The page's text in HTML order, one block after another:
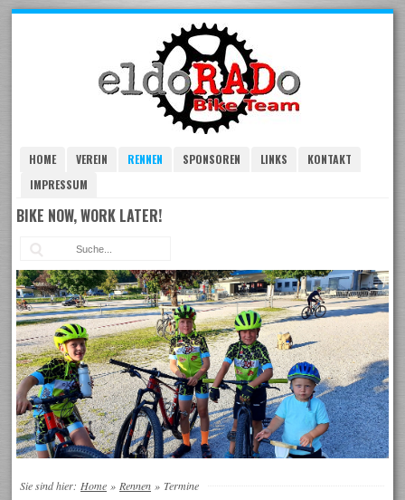
HOME VEREIN RENNEN SPONSOREN LINKS
KONTAKT
IMPRESSUM
BIKE NOW, WORK LATER!
Sie sind hier: Home » Rennen »Termine